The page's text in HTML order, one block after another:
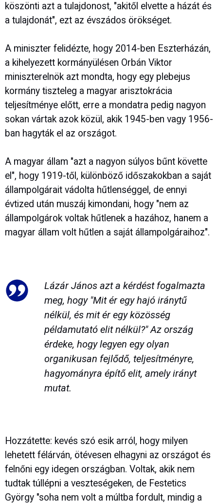
köszönti azt a tulajdonost, "akitől elvette a házát és
a tulajdonát", ezt az évszádos örökséget.
A miniszter felidézte, hogy 2014-ben Eszterházán,
a kihelyezett kormányülésen Orbán Viktor
miniszterelnök azt mondta, hogy egy plebejus
kormány tiszteleg a magyar arisztokrácia
teljesítménye előtt, erre a mondatra pedig nagyon
sokan vártak azok közül, akik 1945-ben vagy 1956-
ban hagyták el az országot.
A magyar állam "azt a nagyon súlyos bűnt követte
el", hogy 1919-től, különböző időszakokban a saját
állampolgárait vádolta hűtlenséggel, de ennyi
évtized után muszáj kimondani, hogy "nem az
állampolgárok voltak hűtlenek a hazához, hanem a
magyar állam volt hűtlen a saját állampolgáraihoz".
Lázár János azt a kérdést fogalmazta
meg, hogy "Mit ér egy hajó iránytű
nélkül, és mit ér egy közösség
példamutató elit nélkül?" Az ország
érdeke, hogy legyen egy olyan
organikusan fejlődő, teljesítményre,
hagyományra építő elit, amely irányt
mutat.
Hozzátette: kevés szó esik arról, hogy milyen
lehetett félárván, ötévesen elhagyni az országot és
felnőni egy idegen országban. Voltak, akik nem
tudtak túllépni a veszteségeken, de Festetics
György "soha nem volt a múltba fordult, mindig a